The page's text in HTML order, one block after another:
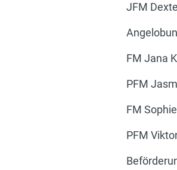
JFM
FM Jana
PFM
FM
PFM